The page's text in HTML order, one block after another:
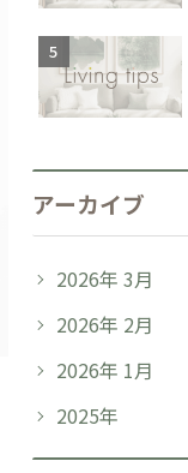
アーカイブ
2026年 3月
2026年 2月
2026年 1月
2025年